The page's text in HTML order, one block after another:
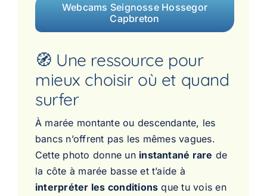
Webcams Seignosse Hossegor
Capbreton
🧭 Une ressource pour
mieux choisir où et quand
surfer
À marée montante ou descendante, les
bancs n’offrent pas les mêmes vagues.
Cette photo donne un instantané rare de
la côte à marée basse et t’aide à
interpréter les conditions que tu vois en